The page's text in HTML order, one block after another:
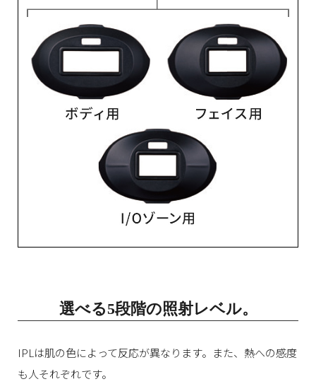
選べる5段階の照射レベル。
IPLは肌の色によって反応が異なります。また、熱への感度
も人それぞれです。